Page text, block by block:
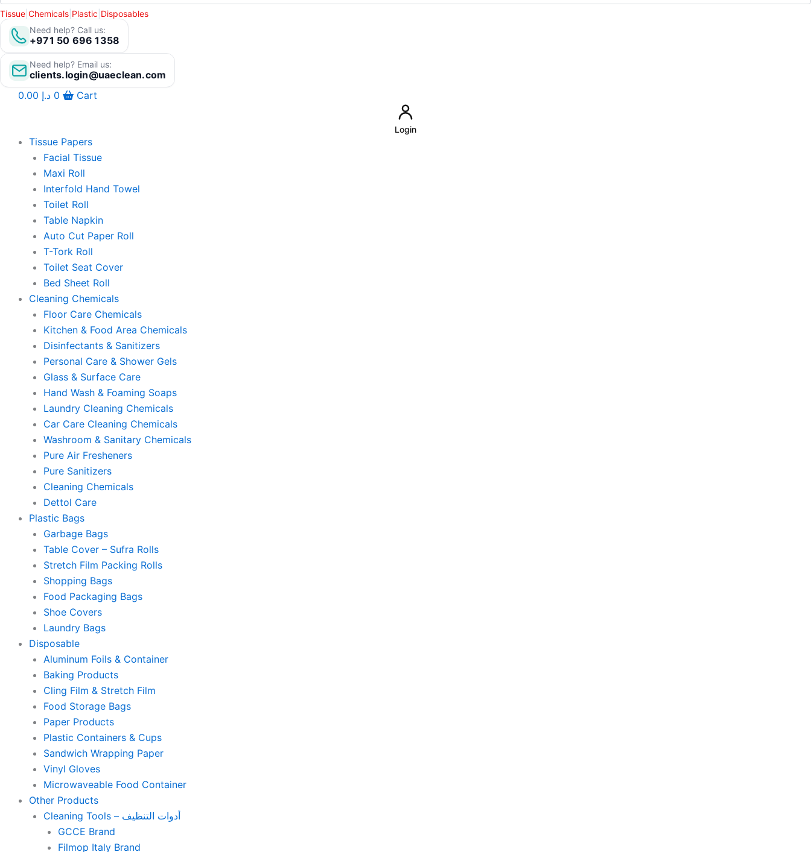
Tissue Chemicals Plastic Disposables
Need help? Call us:
+971 50 696 1358
Need help? Email us:
clients.login@uaeclean.com
د.إ 0 Cart
Login
Tissue Papers
Facial Tissue
Maxi Roll
Interfold Hand Towel
Toilet Roll
Table Napkin
Auto Cut Paper Roll
T-Tork Roll
Toilet Seat Cover
Bed Sheet Roll
Cleaning Chemicals
Floor Care Chemicals
Kitchen & Food Area Chemicals
Disinfectants & Sanitizers
Personal Care & Shower Gels
Glass & Surface Care
Hand Wash & Foaming Soaps
Laundry Cleaning Chemicals
Car Care Cleaning Chemicals
Washroom & Sanitary Chemicals
Pure Air Fresheners
Pure Sanitizers
Cleaning Chemicals
Dettol Care
Plastic Bags
Garbage Bags
Table Cover – Sufra Rolls
Stretch Film Packing Rolls
Shopping Bags
Food Packaging Bags
Shoe Covers
Laundry Bags
Disposable
Aluminum Foils & Container
Baking Products
Cling Film & Stretch Film
Food Storage Bags
Paper Products
Plastic Containers & Cups
Sandwich Wrapping Paper
Vinyl Gloves
Microwaveable Food Container
Other Products
Cleaning Tools – أدوات التنظيف
GCCE Brand
Filmop Italy Brand